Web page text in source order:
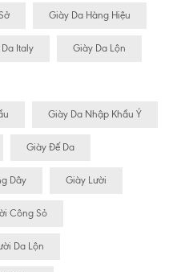
Giày Da Hàng Hiệu
Italy Giày Da Lộn
Giày Da Nhập Khẩu Ý
Giày Đế Da
Dây Giày Lười
Công Sỏ
Da Lộn